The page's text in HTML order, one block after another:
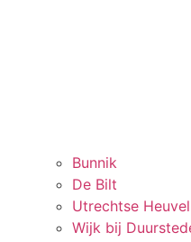
Bunnik
De Bilt
Utrechtse
Wijk bij